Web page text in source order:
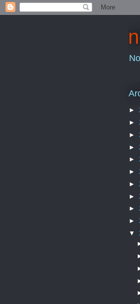
►
►
►
►
►
►
►
►
►
►
▼